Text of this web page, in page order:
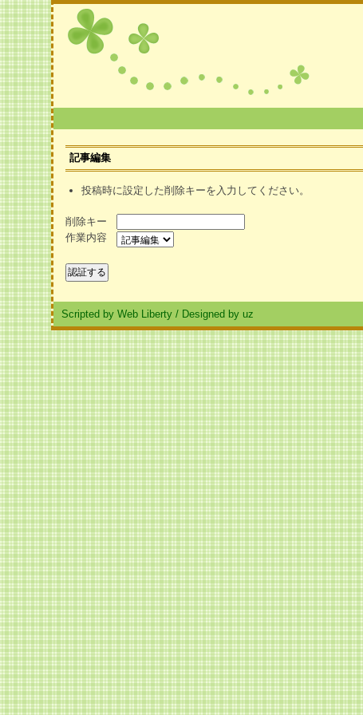
記事編集
投稿時に設定した削除キーを入力してください。
削除キー
作業内容
Scripted by Web Liberty / Designed by uz